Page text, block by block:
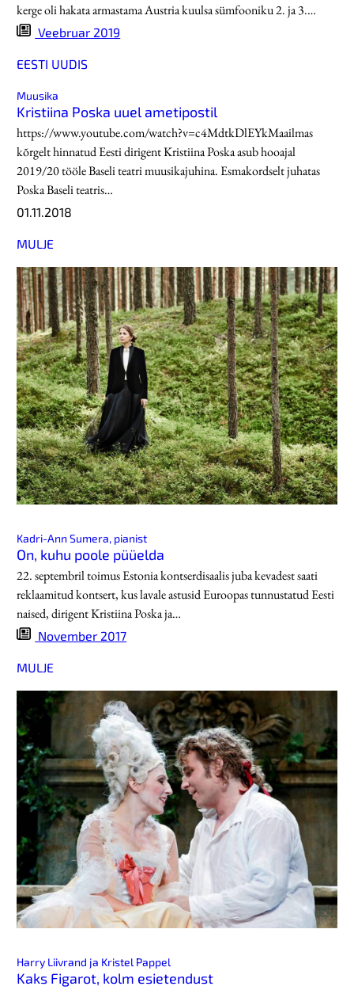
kerge oli hakata armastama Austria kuulsa sümfooniku 2. ja 3.…
Veebruar 2019
EESTI UUDIS
Muusika
Kristiina Poska uuel ametipostil
https://www.youtube.com/watch?v=c4MdtkDlEYkMaailmas
kõrgelt hinnatud Eesti dirigent Kristiina Poska asub hooajal
2019/20 tööle Baseli teatri muusikajuhina. Esmakordselt juhatas
Poska Baseli teatris…
01.11.2018
MULJE
Kadri-Ann Sumera, pianist
On, kuhu poole püüelda
22. septembril toimus Estonia kontserdisaalis juba kevadest saati
reklaamitud kontsert, kus lavale astusid Euroopas tunnustatud Eesti
naised, dirigent Kristiina Poska ja…
November 2017
MULJE
Harry Liivrand ja Kristel Pappel
Kaks Figarot, kolm esietendust